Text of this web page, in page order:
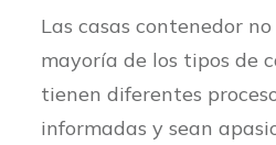
Las casas contenedor
mayoría de los tipos de
tienen diferentes
informadas y sean